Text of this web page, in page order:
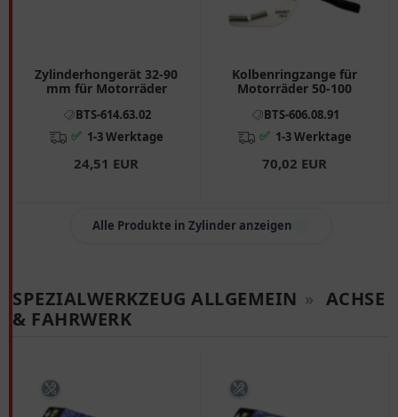
Zylinderhongerät 32-90
mm für Motorräder
BTS-614.63.02
✅ 1-3 Werktage
24,51 EUR
Kolbenringzange für
Motorräder 50-100
BTS-606.08.91
✅ 1-3 Werktage
70,02 EUR
Alle Produkte in Zylinder anzeigen
SPEZIALWERKZEUG ALLGEMEIN » ACHSE
& FAHRWERK